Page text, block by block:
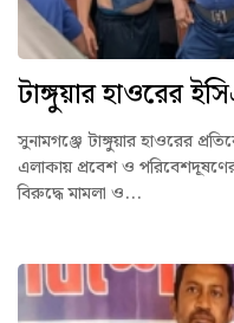
টাঙ্গুয়ার হাওরের
সুনামগঞ্জে টাঙ্গুয়ার হাওরের
এলাকায় প্রবেশ ও
বিরুদ্ধে মামলা ও...